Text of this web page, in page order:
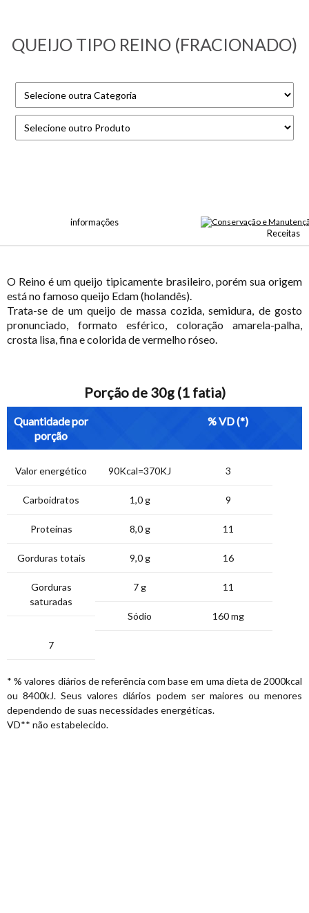
QUEIJO TIPO REINO (FRACIONADO)
informações
Receitas
O Reino é um queijo tipicamente brasileiro, porém sua origem
está no famoso queijo Edam (holandês).
Trata-se de um queijo de massa cozida, semidura, de gosto
pronunciado, formato esférico, coloração amarela-palha,
crosta lisa, fina e colorida de vermelho róseo.
Porção de 30g (1 fatia)
Quantidade por
porção
% VD (*)
Valor energético 90Kcal=370KJ 3
Carboidratos 1,0 g 9
Proteínas 8,0 g 11
Gorduras totais 9,0 g 16
Gorduras
saturadas
7 g 11
Sódio 160 mg
7
* % valores diários de referência com base em uma dieta de 2000kcal
ou 8400kJ. Seus valores diários podem ser maiores ou menores
dependendo de suas necessidades energéticas.
VD** não estabelecido.